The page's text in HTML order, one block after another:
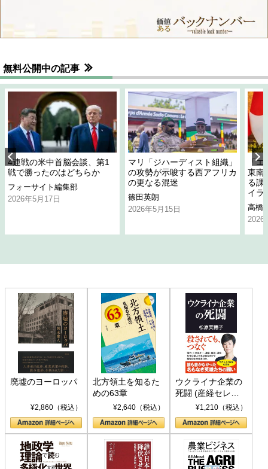
無料公開中の記事
4連戦の米中首脳会談、第1
戦で勝ったのはどちらか
フォーサイト編集部
2026年5月17日
マリ「ジハーディスト組織」
の攻勢が示唆する西アフリカ
の更なる混迷
篠田英朗
2026年5月15日
「
東南
る課
イラ
高橋
2026
廃墟のヨーロッパ
¥2,860（税込）
北方領土を知るた
めの63章
¥2,640（税込）
ウクライナ企業の
死闘 (産経セレク
ト S 039)¥1,210（税込）